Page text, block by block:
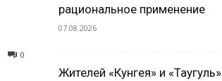
0
рациональное применение
07.08.2026
Жителей «Кунгея» и